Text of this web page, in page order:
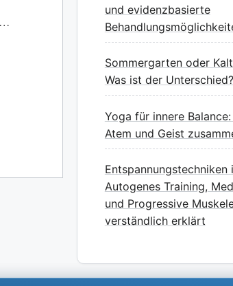
und evidenzbasierte
Sommergarten oder
Was ist der Unterschied?
Yoga für innere
Atem und Geist
Entspannungstechniken
Autogenes Training,
und Progressive
verständlich erklärt